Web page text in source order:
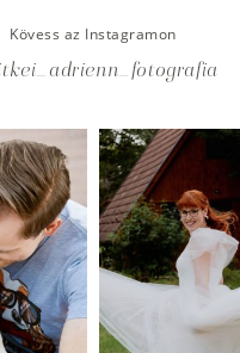
Kövess az Instagramon